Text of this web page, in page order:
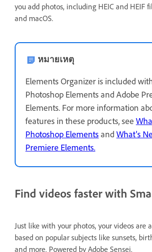
you add photos, including HEIC and HEIF
and macOS.
หมายเหตุ
Elements Organizer is included
Photoshop Elements and Adobe
Elements. For more information
features in these products, see
Photoshop ElementsandWhat's
Premiere Elements.
Find videos faster with
Just like with your photos, your videos are
based on popular subjects like sunsets,
and more. Powered by Adobe Sensei.